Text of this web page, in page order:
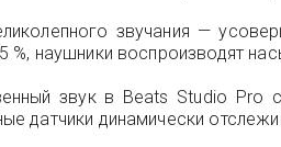
звучания —
%, наушники воспроизводят
звук в Beats Studio
датчики динамически